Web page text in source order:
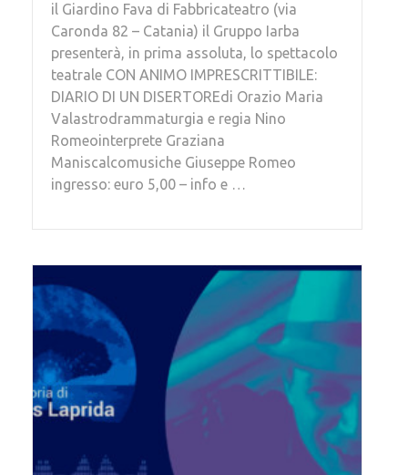
il Giardino Fava di Fabbricateatro (via
Caronda 82 – Catania) il Gruppo Iarba
presenterà, in prima assoluta, lo spettacolo
teatrale CON ANIMO IMPRESCRITTIBILE:
DIARIO DI UN DISERTOREdi Orazio Maria
Valastrodrammaturgia e regia Nino
Romeointerprete Graziana
Maniscalcomusiche Giuseppe Romeo
ingresso: euro 5,00 – info e …